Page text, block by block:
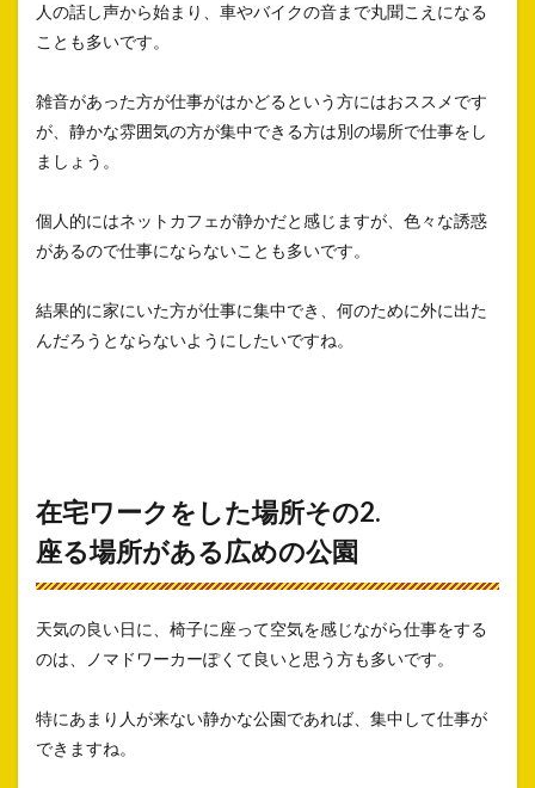
人の話し声から始まり、車やバイクの音まで丸聞こえになる
ことも多いです。
雑音があった方が仕事がはかどるという方にはおススメです
が、静かな雰囲気の方が集中できる方は別の場所で仕事をし
ましょう。
個人的にはネットカフェが静かだと感じますが、色々な誘惑
があるので仕事にならないことも多いです。
結果的に家にいた方が仕事に集中でき、何のために外に出た
んだろうとならないようにしたいですね。
在宅ワークをした場所その2.
座る場所がある広めの公園
天気の良い日に、椅子に座って空気を感じながら仕事をする
のは、ノマドワーカーぽくて良いと思う方も多いです。
特にあまり人が来ない静かな公園であれば、集中して仕事が
できますね。